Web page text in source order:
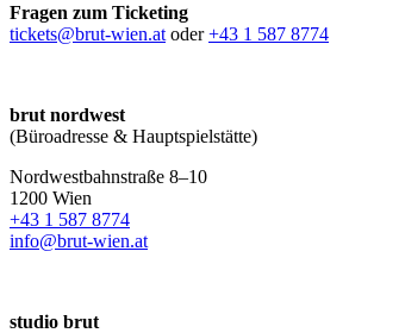
Fragen zum Ticketing
tickets@brut-wien.at oder+43 1 587 8774
brut nordwest
(Büroadresse & Hauptspielstätte)
Nordwestbahnstraße 8–10
1200 Wien
+43 1 587 8774
info@brut-wien.at
studio brut